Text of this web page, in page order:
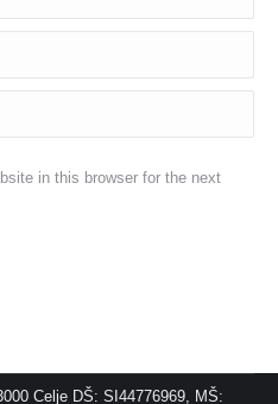
in this browser for the next
Celje DŠ: SI44776969, MŠ: